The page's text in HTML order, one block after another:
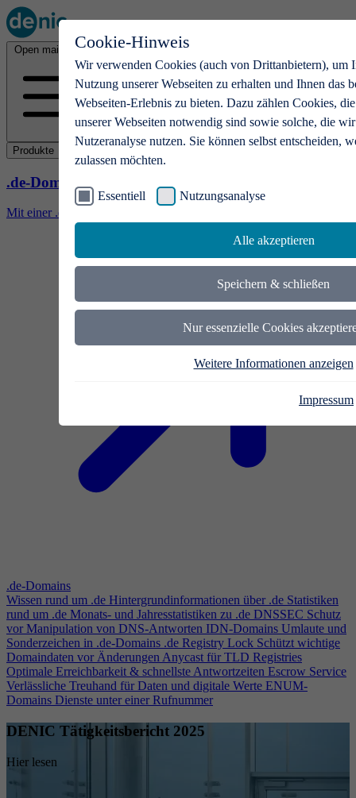
Cookie-Hinweis
Wir verwenden Cookies (auch von Drittanbietern), um
Nutzung unserer Webseiten zu erhalten und Ihnen das
Webseiten-Erlebnis zu bieten. Dazu zählen Cookies,
unserer Webseiten notwendig sind sowie solche, die
Nutzeranalyse nutzen. Sie können selbst entscheiden,
zulassen möchten.
Essentiell Nutzungsanalyse
Alle akzeptieren
Speichern & schließen
Nur essenzielle Cookies
Weitere Informationen anzeigen
Impressum
Open main menu
Produkte
.de-Domains
Mit einer .de-Domain erhalten Ideen eine Bühne
.de-Domains
Wissen rund um .de Hintergrundinformationen über .de Statistiken
rund um .de Monats- und Jahresstatistiken zu .de DNSSEC Schutz
vor Manipulation von DNS-Antworten IDN-Domains Umlaute und
Sonderzeichen in .de-Domains .de Registry Lock Schützt wichtige
Domaindaten vor ÄnderungenAnycast für TLD Registries
Optimale Erreichbarkeit & schnellste Antwortzeiten Escrow Service
Verlässliche Treuhand für Daten und digitale Werte ENUM-
Domains Dienste unter einer Rufnummer
DENIC Tätigkeitsbericht 2025
Hier lesen